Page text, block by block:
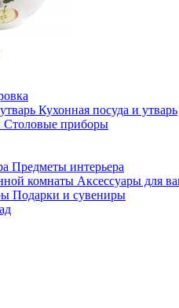
Кухонная посуда и утварь
Столовые приборы
Предметы интерьера
Аксессуары для
Подарки и сувениры